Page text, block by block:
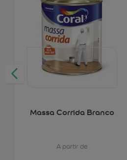
Massa Corrida Branco
A partir de